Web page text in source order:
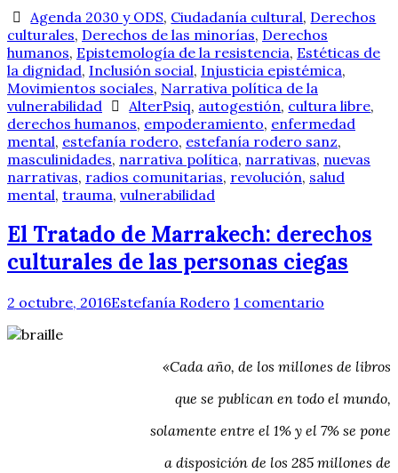
Agenda 2030 y ODS, Ciudadanía cultural, Derechos
culturales, Derechos de las minorías, Derechos
humanos, Epistemología de la resistencia, Estéticas de
la dignidad, Inclusión social, Injusticia epistémica,
Movimientos sociales, Narrativa política de la
vulnerabilidad
AlterPsiq, autogestión, cultura libre,
derechos humanos, empoderamiento, enfermedad
mental, estefanía rodero, estefanía rodero sanz,
masculinidades, narrativa política, narrativas, nuevas
narrativas, radios comunitarias, revolución, salud
mental, trauma, vulnerabilidad
El Tratado de Marrakech: derechos
culturales de las personas ciegas
2 octubre, 2016Estefanía Rodero 1 comentario
«Cada año, de los millones de libros
que se publican en todo el mundo,
solamente entre el 1% y el 7% se pone
a disposición de los 285 millones de